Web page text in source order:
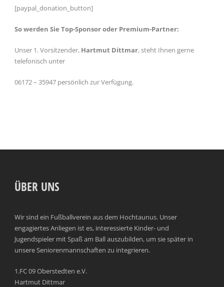
[paypal_donation_button]
So werden Sie Top-Sponsor oder Premium-Partner:
Unser 1. Vorsitzender, Hartmut Dittmar, steht Ihnen gerne
telefonisch unter
06172 – 35947 persönlich zur Verfügung.
ÜBER UNS
Wir sind ein Fußballverein aus dem Hochtaunus. Unser
engagiertes Anliegen ist es, interessierte Kinder- und
Jugendspieler mit Spaß am Ball auszubilden, um sie später in
unsere Seniorenmannschaften zu integrieren.
1.FC 09 Oberstedten e.V.
Hartmut Dittmar